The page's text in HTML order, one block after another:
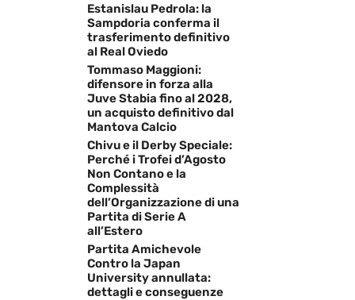
Estanislau Pedrola: la
Sampdoria conferma il
trasferimento definitivo
al Real Oviedo
Tommaso Maggioni:
difensore in forza alla
Juve Stabia fino al 2028,
un acquisto definitivo dal
Mantova Calcio
Chivu e il Derby Speciale:
Perché i Trofei d’Agosto
Non Contano e la
Complessità
dell’Organizzazione di una
Partita di Serie A
all’Estero
Partita Amichevole
Contro la Japan
University annullata:
dettagli e conseguenze